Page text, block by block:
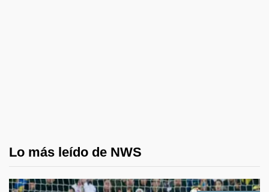
Lo más leído de NWS